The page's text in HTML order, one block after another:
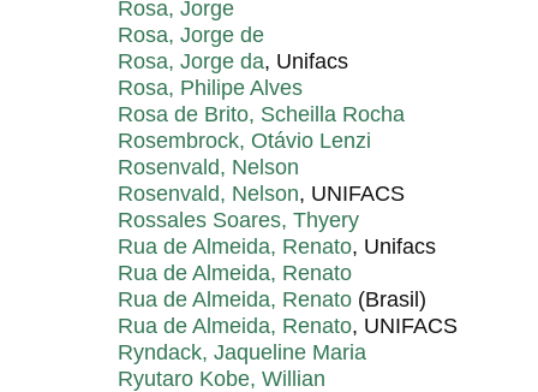
Rosa, Jorge
Rosa, Jorge de
Rosa, Jorge da, Unifacs
Rosa, Philipe Alves
Rosa de Brito, Scheilla Rocha
Rosembrock, Otávio Lenzi
Rosenvald, Nelson
Rosenvald, Nelson, UNIFACS
Rossales Soares, Thyery
Rua de Almeida, Renato, Unifacs
Rua de Almeida, Renato
Rua de Almeida, Renato (Brasil)
Rua de Almeida, Renato, UNIFACS
Ryndack, Jaqueline Maria
Ryutaro Kobe, Willian